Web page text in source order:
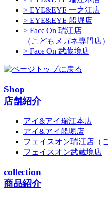
> EYE&EYE 一之江店
> EYE&EYE 船堀店
> Face On 瑞江店
（こどもメガネ専門店）
> Face On 武蔵境店
Shop
店舗紹介
アイ&アイ瑞江本店
アイ&アイ船堀店
フェイスオン瑞江店 （
フェイスオン武蔵境店
collection
商品紹介